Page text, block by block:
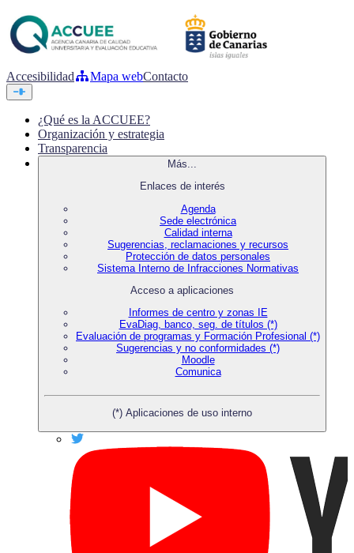
Accesibilidad Mapa webContacto
¿Qué es la ACCUEE?
Organización y estrategia
Transparencia
Más...
Enlaces de interés
Agenda
Sede electrónica
Calidad interna
Sugerencias, reclamaciones y recursos
Protección de datos personales
Sistema Interno de Infracciones Normativas
Acceso a aplicaciones
Informes de centro y zonas IE
EvaDiag, banco, seg. de títulos (*)
Evaluación de programas y Formación Profesional (*)
Sugerencias y no conformidades (*)
Moodle
Comunica
(*) Aplicaciones de uso interno